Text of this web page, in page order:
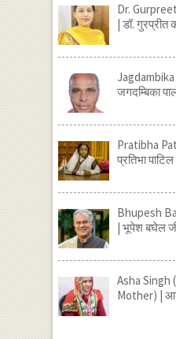
Dr.
| डॉ. गुरप्रीत
जगदम्बिका
Pratibha
प्रतिभा
Bhupesh
| भूपेश बघेल
Asha Singh
Mother) |